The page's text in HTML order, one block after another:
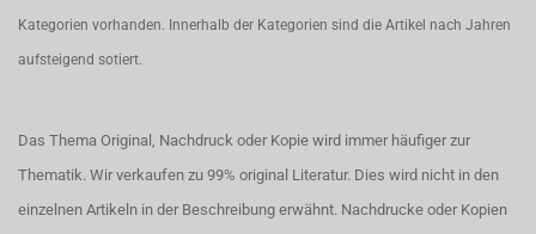
Kategorien vorhanden. Innerhalb der Kategorien sind die Artikel nach Jahren
aufsteigend sotiert.
Das Thema Original, Nachdruck oder Kopie wird immer häufiger zur
Thematik. Wir verkaufen zu 99% original Literatur. Dies wird nicht in den
einzelnen Artikeln in der Beschreibung erwähnt. Nachdrucke oder Kopien